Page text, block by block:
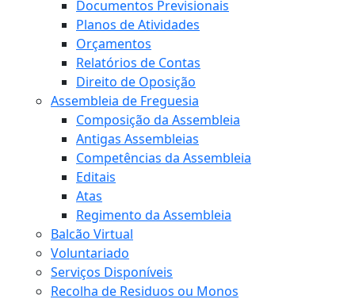
Documentos Previsionais
Planos de Atividades
Orçamentos
Relatórios de Contas
Direito de Oposição
Assembleia de Freguesia
Composição da Assembleia
Antigas Assembleias
Competências da Assembleia
Editais
Atas
Regimento da Assembleia
Balcão Virtual
Voluntariado
Serviços Disponíveis
Recolha de Residuos ou Monos